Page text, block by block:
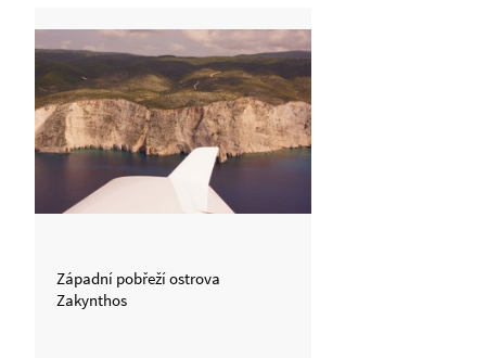
Západní pobřeží ostrova
Zakynthos